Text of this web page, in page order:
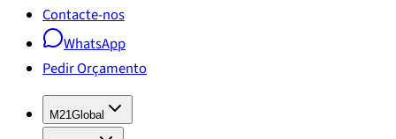
Contacte-nos
WhatsApp
Pedir Orçamento
M21Global